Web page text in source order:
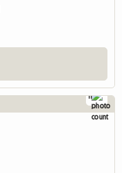
11